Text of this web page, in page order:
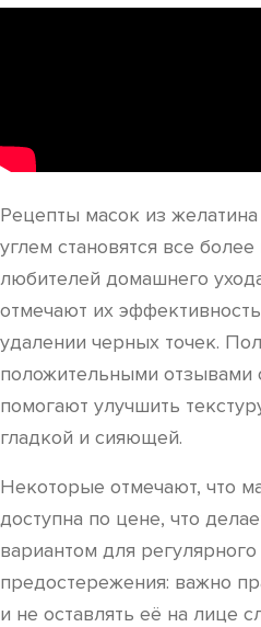
Рецепты масок из
углем становятся все
любителей домашнего
отмечают их
удалении черных точек.
положительными отзывами
помогают улучшить
гладкой и сияющей.
Некоторые отмечают, что
доступна по цене, что
вариантом для
предостережения: важно
и не оставлять её на лице